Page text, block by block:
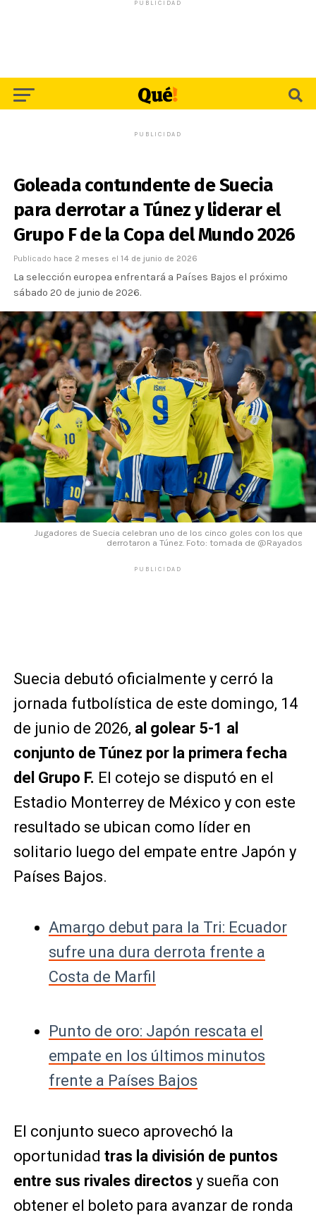
PUBLICIDAD
PUBLICIDAD
Goleada contundente de Suecia
para derrotar a Túnez y liderar el
Grupo F de la Copa del Mundo 2026
Publicado hace 2 meses el 14 de junio de 2026
La selección europea enfrentará a Países Bajos el próximo
sábado 20 de junio de 2026.
Jugadores de Suecia celebran uno de los cinco goles con los que
derrotaron a Túnez. Foto: tomada de @Rayados
PUBLICIDAD
Suecia debutó oficialmente y cerró la
jornada futbolística de este domingo, 14
de junio de 2026, al golear 5-1 al
conjunto de Túnez por la primera fecha
del Grupo F. El cotejo se disputó en el
Estadio Monterrey de México y con este
resultado se ubican como líder en
solitario luego del empate entre Japón y
Países Bajos.
Amargo debut para la Tri: Ecuador
sufre una dura derrota frente a
Costa de Marfil
Punto de oro: Japón rescata el
empate en los últimos minutos
frente a Países Bajos
El conjunto sueco aprovechó la
oportunidad tras la división de puntos
entre sus rivales directos y sueña con
obtener el boleto para avanzar de ronda